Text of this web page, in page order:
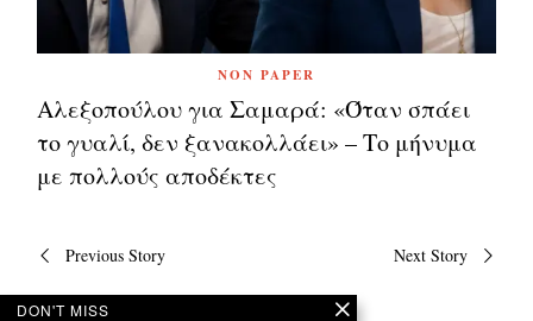
NON PAPER
Αλεξοπούλου για Σαμαρά: «Όταν σπάει
το γυαλί, δεν ξανακολλάει» – Το μήνυμα
με πολλούς αποδέκτες
Πλοήγηση
Previous Story Next Story
DON'T MISS